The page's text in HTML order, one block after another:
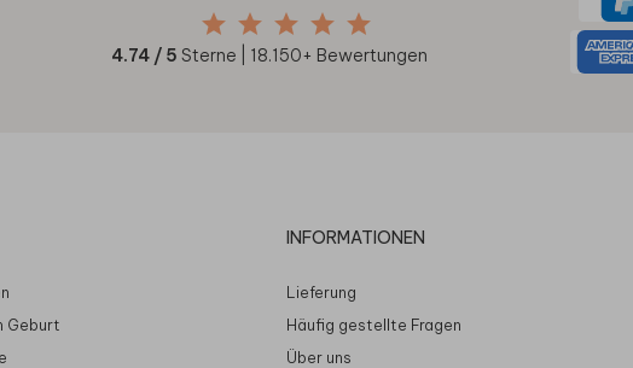
4.74 / 5 Sterne | 18.150+ Bewertungen
Geburt
INFORMATIONEN
Lieferung
Häufig gestellte Fragen
Über uns